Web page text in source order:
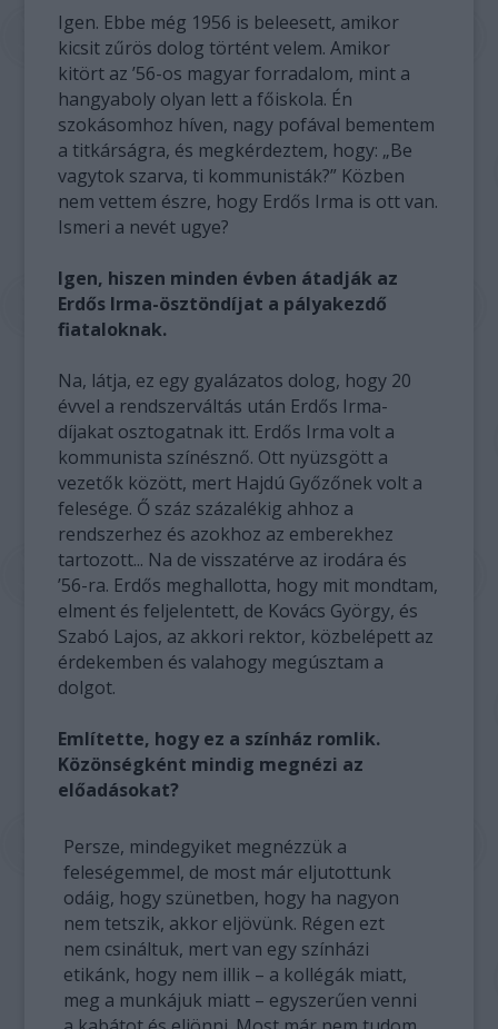
Igen. Ebbe még 1956 is beleesett, amikor
kicsit zűrös dolog történt velem. Amikor
kitört az ’56-os magyar forradalom, mint a
hangyaboly olyan lett a főiskola. Én
szokásomhoz híven, nagy pofával bementem
a titkárságra, és megkérdeztem, hogy: „Be
vagytok szarva, ti kommunisták?” Közben
nem vettem észre, hogy Erdős Irma is ott van.
Ismeri a nevét ugye?
Igen, hiszen minden évben átadják az
Erdős Irma-ösztöndíjat a pályakezdő
fiataloknak.
Na, látja, ez egy gyalázatos dolog, hogy 20
évvel a rendszerváltás után Erdős Irma-
díjakat osztogatnak itt. Erdős Irma volt a
kommunista színésznő. Ott nyüzsgött a
vezetők között, mert Hajdú Győzőnek volt a
felesége. Ő száz százalékig ahhoz a
rendszerhez és azokhoz az emberekhez
tartozott... Na de visszatérve az irodára és
’56-ra. Erdős meghallotta, hogy mit mondtam,
elment és feljelentett, de Kovács György, és
Szabó Lajos, az akkori rektor, közbelépett az
érdekemben és valahogy megúsztam a
dolgot.
Említette, hogy ez a színház romlik.
Közönségként mindig megnézi az
előadásokat?
Persze, mindegyiket megnézzük a
feleségemmel, de most már eljutottunk
odáig, hogy szünetben, hogy ha nagyon
nem tetszik, akkor eljövünk. Régen ezt
nem csináltuk, mert van egy színházi
etikánk, hogy nem illik – a kollégák miatt,
meg a munkájuk miatt – egyszerűen venni